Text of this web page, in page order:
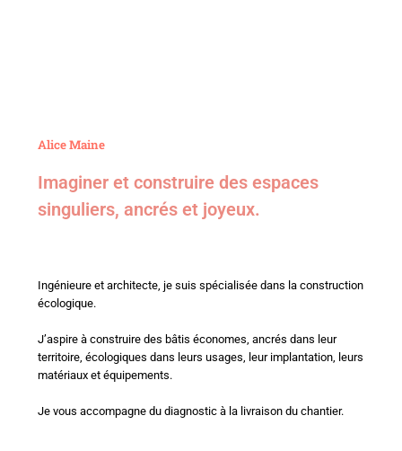
Alice Maine
Imaginer et construire des espaces
singuliers, ancrés et joyeux.
Ingénieure et architecte, je suis spécialisée dans la construction
écologique.
J’aspire à construire des bâtis économes, ancrés dans leur
territoire, écologiques dans leurs usages, leur implantation, leurs
matériaux et équipements.
Je vous accompagne du diagnostic à la livraison du chantier.